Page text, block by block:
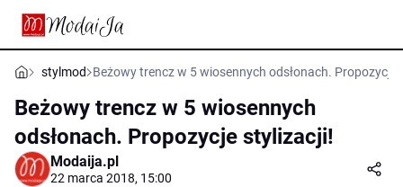
stylmod Beżowy trencz w 5 wiosennych odsłonach. Propozycje
Beżowy trencz w 5 wiosennych
odsłonach. Propozycje stylizacji!
Modaija.pl
22 marca 2018, 15:00